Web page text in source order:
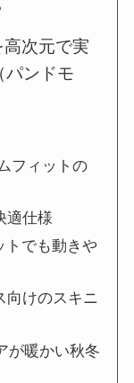
次元で実
パンドモ
フィットの
適仕様
トでも動きや
向けのスキニ
が暖かい秋冬